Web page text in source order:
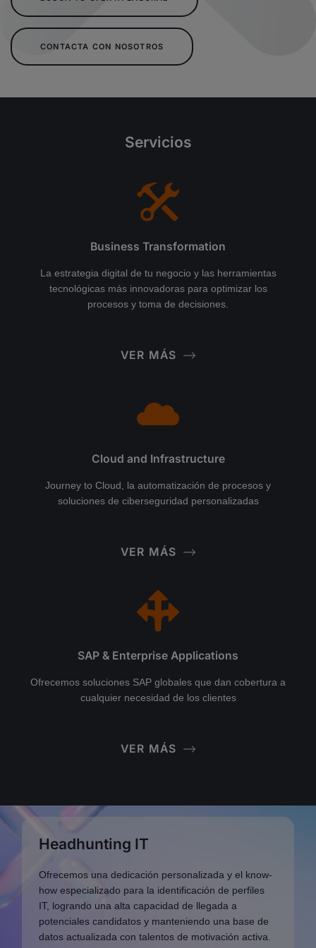
CONTACTA CON NOSOTROS
Servicios
Business Transformation
La estrategia digital de tu negocio y las herramientas
tecnológicas más innovadoras para optimizar los
procesos y toma de decisiones.
VER MÁS
Cloud and Infrastructure
Journey to Cloud, la automatización de procesos y
soluciones de ciberseguridad personalizadas
VER MÁS
SAP & Enterprise Applications
Ofrecemos soluciones SAP globales que dan cobertura a
cualquier necesidad de los clientes
VER MÁS
Headhunting IT
Ofrecemos una dedicación personalizada y el know-
how especializado para la identificación de perfiles
IT, logrando una alta capacidad de llegada a
potenciales candidatos y manteniendo una base de
datos actualizada con talentos de motivación activa.